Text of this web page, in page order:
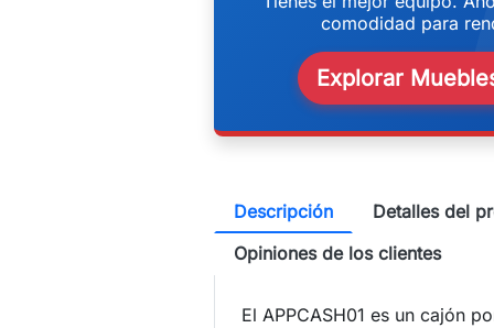
comodidad para
Explorar
Descripción
Detalles del
Opiniones de los clientes
El APPCASH01 es un cajón